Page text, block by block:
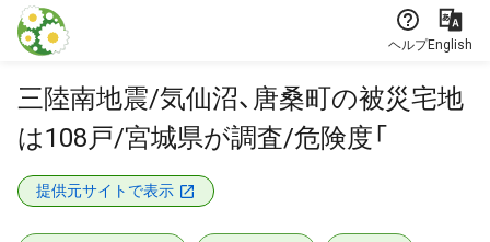
本文に飛ぶ
ヘルプEnglish
三陸南地震/気仙沼、唐桑町の被災宅地
は108戸/宮城県が調査/危険度「
提供元サイトで表示